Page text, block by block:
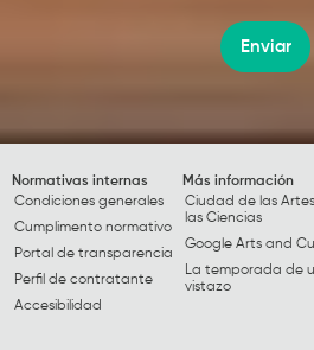
Enviar
Normativas internas
Condiciones generales
Cumplimento normativo
Portal de transparencia
Perfil de contratante
Accesibilidad
Más información
Ciudad de las
las Ciencias
Google Arts and
La temporada de
vistazo